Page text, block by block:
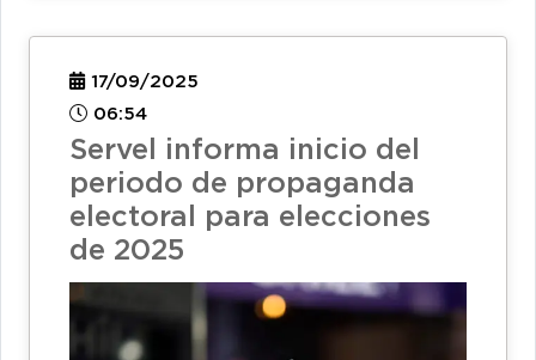
17/09/2025
06:54
Servel informa inicio del
periodo de propaganda
electoral para elecciones
de 2025